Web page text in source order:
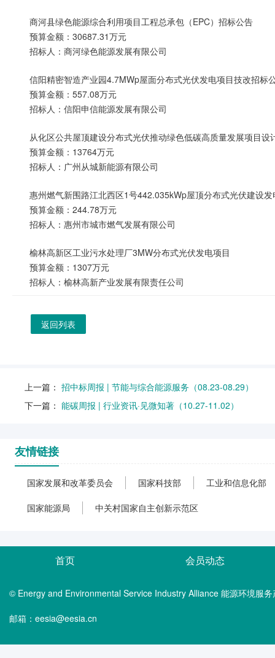
商河县绿色能源综合利用项目工程总承包（EPC）招标公告
预算金额：30687.31万元
招标人：商河绿色能源发展有限公司
信阳精密智造产业园4.7MWp屋面分布式光伏发电项目技改招标
预算金额：557.08万元
招标人：信阳申信能源发展有限公司
从化区公共屋顶建设分布式光伏推动绿色低碳高质量发展项目设
预算金额：13764万元
招标人：广州从城新能源有限公司
惠州燃气新围路江北西区1号442.035kWp屋顶分布式光伏建设发
预算金额：244.78万元
招标人：惠州市城市燃气发展有限公司
榆林高新区工业污水处理厂3MW分布式光伏发电项目
预算金额：1307万元
招标人：榆林高新产业发展有限责任公司
返回列表
上一篇： 招中标周报 | 节能与综合能源服务（08.23-08.29）
下一篇： 能碳周报 | 行业资讯·见微知著（10.27-11.02）
友情链接
国家发展和改革委员会 国家科技部 工业和信息化部
国家能源局 中关村国家自主创新示范区
首页 会员动态
© Energy and Environmental Service Industry Alliance 能源环境服
邮箱：eesia@eesia.cn